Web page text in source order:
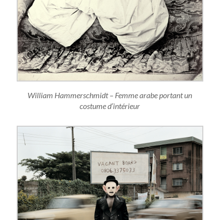
William Hammerschmidt – Femme arabe portant un
costume d’intérieur